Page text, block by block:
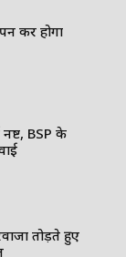
कर होगा
BSP के
तोड़ते हुए